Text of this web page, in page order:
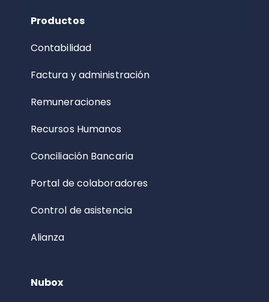
Productos
Contabilidad
Factura y administración
Remuneraciones
Recursos Humanos
Conciliación Bancaria
Portal de colaboradores
Control de asistencia
Alianza
Nubox